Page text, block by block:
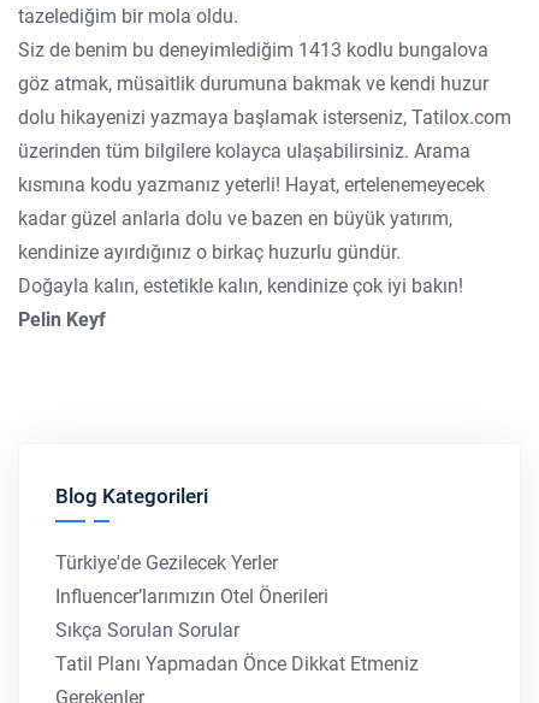
tazelediğim bir mola oldu.
Siz de benim bu deneyimlediğim 1413 kodlu bungalova
göz atmak, müsaitlik durumuna bakmak ve kendi huzur
dolu hikayenizi yazmaya başlamak isterseniz, Tatilox.com
üzerinden tüm bilgilere kolayca ulaşabilirsiniz. Arama
kısmına kodu yazmanız yeterli! Hayat, ertelenemeyecek
kadar güzel anlarla dolu ve bazen en büyük yatırım,
kendinize ayırdığınız o birkaç huzurlu gündür.
Doğayla kalın, estetikle kalın, kendinize çok iyi bakın!
Pelin Keyf
Blog Kategorileri
Türkiye'de Gezilecek Yerler
Influencer’larımızın Otel Önerileri
Sıkça Sorulan Sorular
Tatil Planı Yapmadan Önce Dikkat Etmeniz
Gerekenler